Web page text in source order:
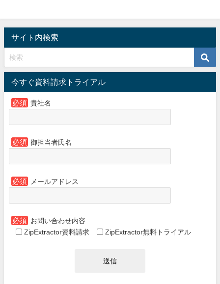
サイト内検索
今すぐ資料請求トライアル
必須 貴社名
必須 御担当者氏名
必須 メールアドレス
必須 お問い合わせ内容
ZipExtractor資料請求
ZipExtractor無料トライアル